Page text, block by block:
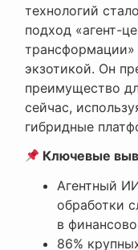
технологий
подход «агент-
трансформации»
экзотикой. Он
преимущество
сейчас,
гибридные
Ключевые
Агентный
обработки
в
86%